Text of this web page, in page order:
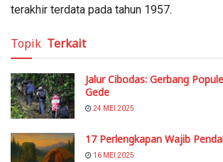
terakhir terdata pada tahun 1957.
Topik Terkait
Jalur Cibodas: Gerbang
Gede
24 MEI 2025
17 Perlengkapan Wajib
16 MEI 2025